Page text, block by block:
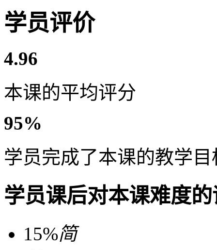
学员评价
4.96
本课的平均评分
95%
学员完成了本课的教学目
学员课后对本课难度
15%简